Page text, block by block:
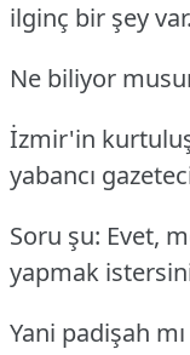
ilginç bir şey var.
Ne biliyor
İzmir'in
yabancı
Soru şu: Evet,
yapmak
Yani padişah